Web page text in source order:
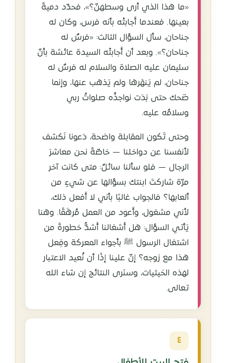
«ما هذا الذي أرى وسطهنّ؟»، فحدّد دميةً
بعينها. فعندما أَجابتْه بأنه فرس، وكان له
جناحان، سأل السؤال الثالث: «فرسٌ له
جناحان؟». وبعد أن أَجابتْه السيدة عائشة بأنّ
سليمان عليه الصلاة والسلام له فرسٌ له
جناحان، لم يَنهَرها ولم يَذهب عنها، وإنما
ضَحك حتى بَدَت نواجذُه صلواتُ ربي
وسلامُه عليه.
وحتى تَكون المقابلة واضحة، دَعونا نَكشف
لأنفسنا عن دواخلنا — خاصّةً نحن معاشرَ
الرجال — فلو سألنا سائلٌ: متى كانت آخر
مرّة شاركتَ ابنتك بسؤالها عن شيءٍ من
ألعابها؟ فالجواب غالبًا بأني لا أَفعل ذلك،
لأني مشغول، وأَعود من العمل مُرهَقًا. وهنا
يَأتي السؤال: هل أَشغالنا أَشدُّ خطورةً من
اشتغال الرسول ﷺ بأجواء المعركة وفِعل
هذا مع زوجه؟ إنّ علينا إذًا أن نُعيد الاعتبار
لهذه الحَيثيات، وسنَرى النتائج إن شاء الله
تعالى.
٤